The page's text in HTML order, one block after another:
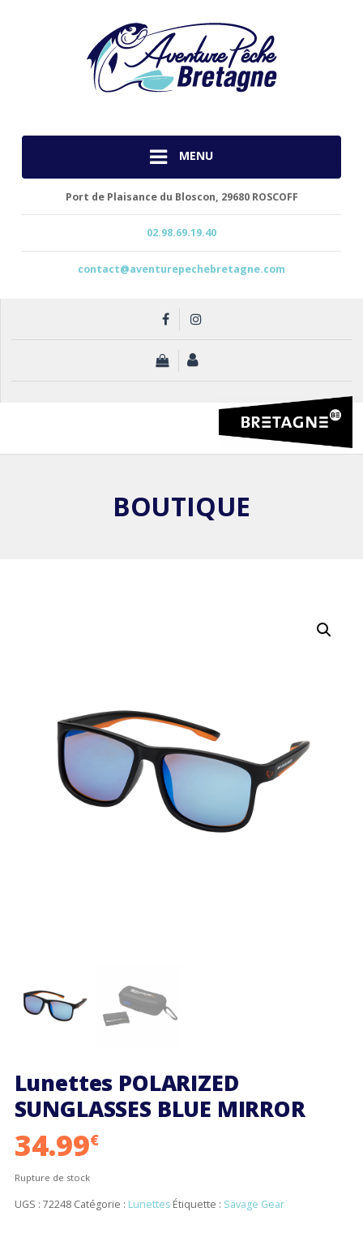
MENU
Port de Plaisance du Bloscon, 29680 ROSCOFF
02.98.69.19.40
contact@aventurepechebretagne.com
BOUTIQUE
Lunettes POLARIZED
SUNGLASSES BLUE MIRROR
34.99€
Rupture de stock
UGS : 72248 Catégorie : Lunettes Étiquette : Savage Gear